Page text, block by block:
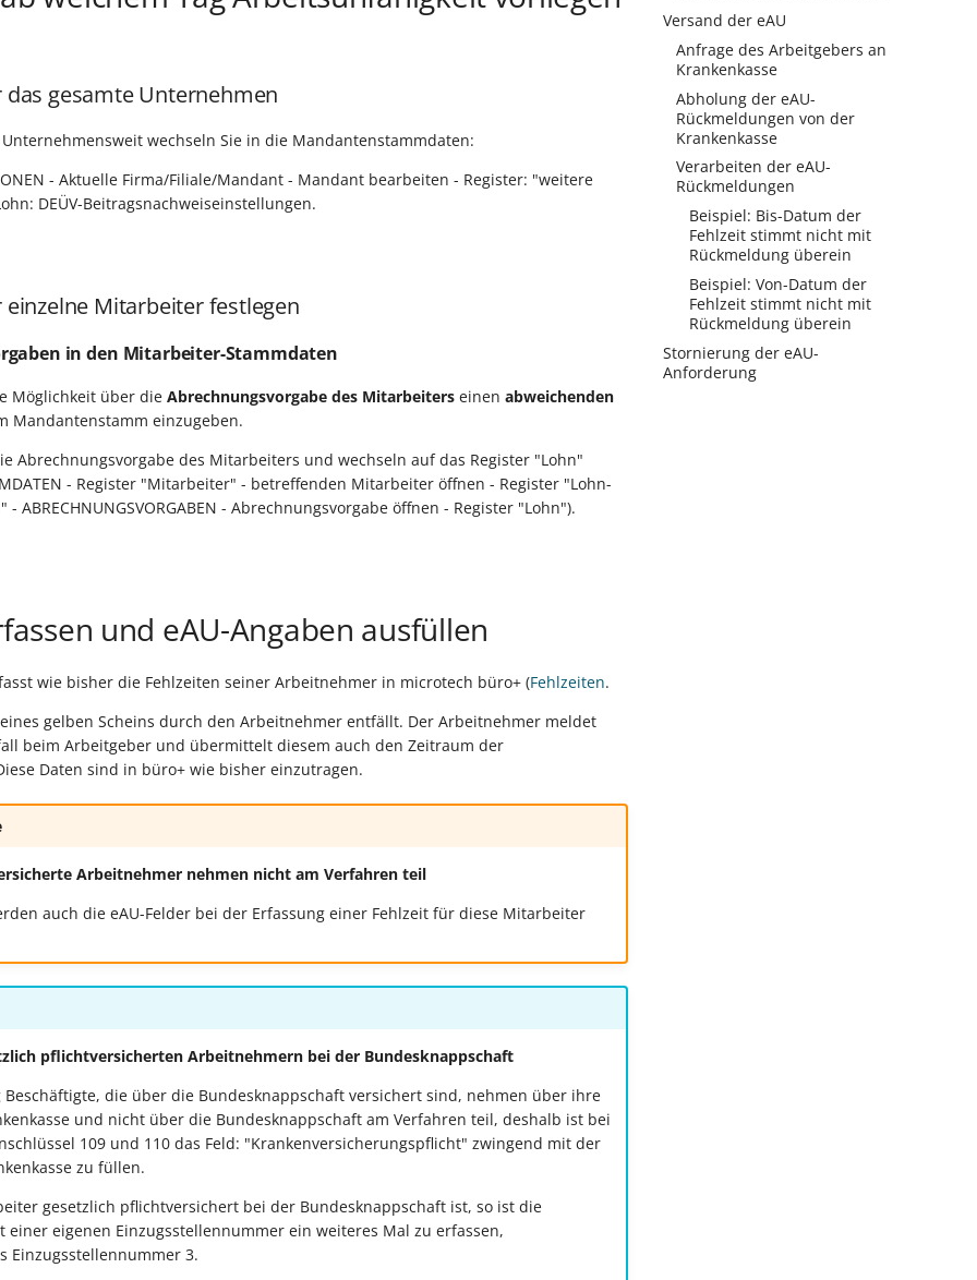
das gesamte Unternehmen
wechseln Sie in die Mandantenstammdaten:
- Aktuelle Firma/Filiale/Mandant - Mandant bearbeiten - Register: "weitere
DEÜV-Beitragsnachweiseinstellungen.
einzelne Mitarbeiter festlegen
in den Mitarbeiter-Stammdaten
Möglichkeit über die Abrechnungsvorgabe des Mitarbeiters einen abweichenden
Mandantenstamm einzugeben.
Abrechnungsvorgabe des Mitarbeiters und wechseln auf das Register "Lohn"
- Register "Mitarbeiter" - betreffenden Mitarbeiter öffnen - Register "Lohn-
ABRECHNUNGSVORGABEN - Abrechnungsvorgabe öffnen - Register "Lohn").
und eAU-Angaben ausfüllen
wie bisher die Fehlzeiten seiner Arbeitnehmer in microtech büro+ (Fehlzeiten.
gelben Scheins durch den Arbeitnehmer entfällt. Der Arbeitnehmer meldet
beim Arbeitgeber und übermittelt diesem auch den Zeitraum der
Daten sind in büro+ wie bisher einzutragen.
Arbeitnehmer nehmen nicht am Verfahren teil
auch die eAU-Felder bei der Erfassung einer Fehlzeit für diese Mitarbeiter
pflichtversicherten Arbeitnehmern bei der Bundesknappschaft
die über die Bundesknappschaft versichert sind, nehmen über ihre
und nicht über die Bundesknappschaft am Verfahren teil, deshalb ist bei
109 und 110 das Feld: "Krankenversicherungspflicht" zwingend mit der
zu füllen.
gesetzlich pflichtversichert bei der Bundesknappschaft ist, so ist die
einer eigenen Einzugsstellennummer ein weiteres Mal zu erfassen,
Einzugsstellennummer 3.
Versand der eAU
Anfrage des Arbeitgebers an
Krankenkasse
Abholung der eAU-
Rückmeldungen von der
Krankenkasse
Verarbeiten der eAU-
Rückmeldungen
Beispiel: Bis-Datum der
Fehlzeit stimmt nicht mit
Rückmeldung überein
Beispiel: Von-Datum der
Fehlzeit stimmt nicht mit
Rückmeldung überein
Stornierung der eAU-
Anforderung